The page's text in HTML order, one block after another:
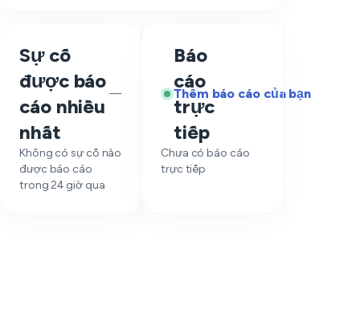
Sự cố
được báo
cáo nhiều
nhất
—
Không có sự cố nào
được báo cáo
trong 24 giờ qua
Báo
cáo
trực
tiếp
Thêm báo cáo của bạn
Chưa có báo cáo
trực tiếp